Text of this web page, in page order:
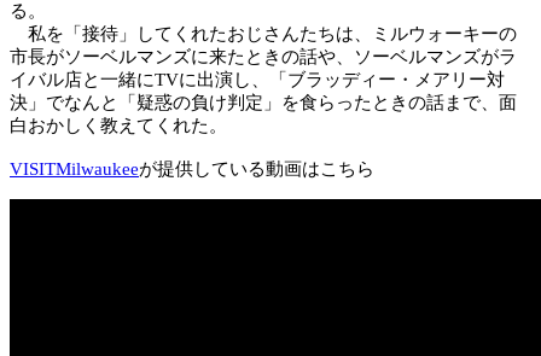
る。
私を「接待」してくれたおじさんたちは、ミルウォーキーの
市長がソーベルマンズに来たときの話や、ソーベルマンズがラ
イバル店と一緒にTVに出演し、「ブラッディー・メアリー対
決」でなんと「疑惑の負け判定」を食らったときの話まで、面
白おかしく教えてくれた。
VISITMilwaukeeが提供している動画はこちら